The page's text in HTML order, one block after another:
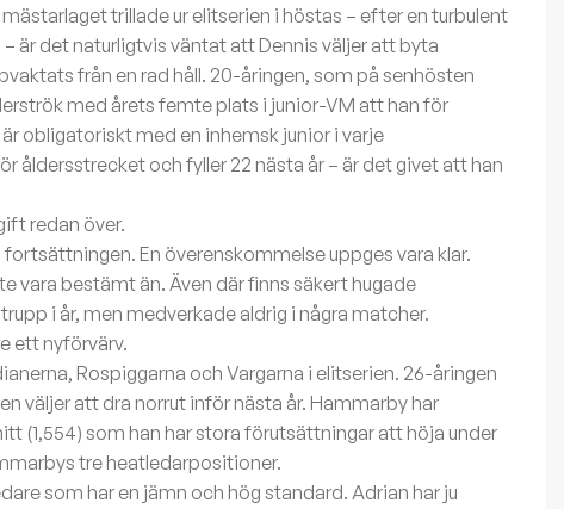
trillade ur elitserien i höstas – efter en turbulent
är det naturligtvis väntat att Dennis väljer att byta
från en rad håll. 20-åringen, som på senhösten
med årets femte plats i junior-VM att han för
obligatoriskt med en inhemsk junior i varje
åldersstrecket och fyller 22 nästa år – är det givet att han
redan över.
En överenskommelse uppges vara klar.
vara bestämt än. Även där finns säkert hugade
i år, men medverkade aldrig i några matcher.
ett nyförvärv.
Rospiggarna och Vargarna i elitserien. 26-åringen
väljer att dra norrut inför nästa år. Hammarby har
(1,554) som han har stora förutsättningar att höja under
tre heatledarpositioner.
som har en jämn och hög standard. Adrian har ju